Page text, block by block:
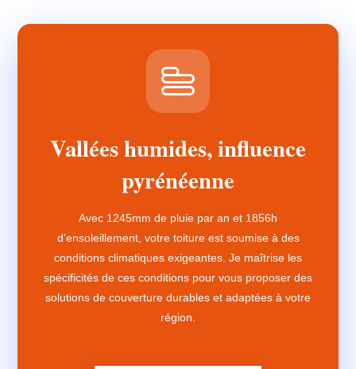
Vallées humides, influence
pyrénéenne
Avec 1245mm de pluie par an et 1856h
d'ensoleillement, votre toiture est soumise à des
conditions climatiques exigeantes. Je maîtrise les
spécificités de ces conditions pour vous proposer des
solutions de couverture durables et adaptées à votre
région.